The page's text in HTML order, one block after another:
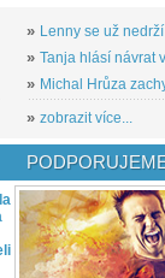
» Lenny se už
» Tanja hlásí návrat
» Michal Hrůza
» zobrazit více...